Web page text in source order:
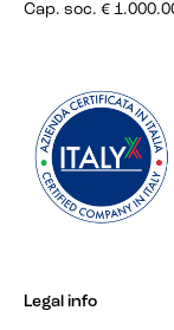
Cap. soc. €
Legal info